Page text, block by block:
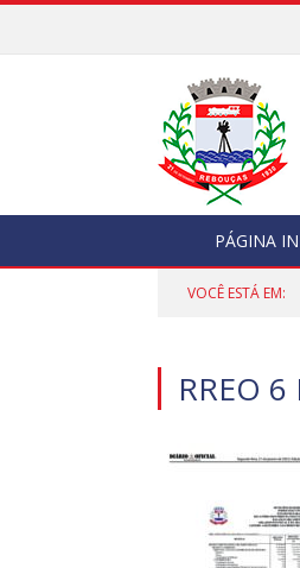
PÁGINA
VOCÊ ESTÁ EM:
RREO